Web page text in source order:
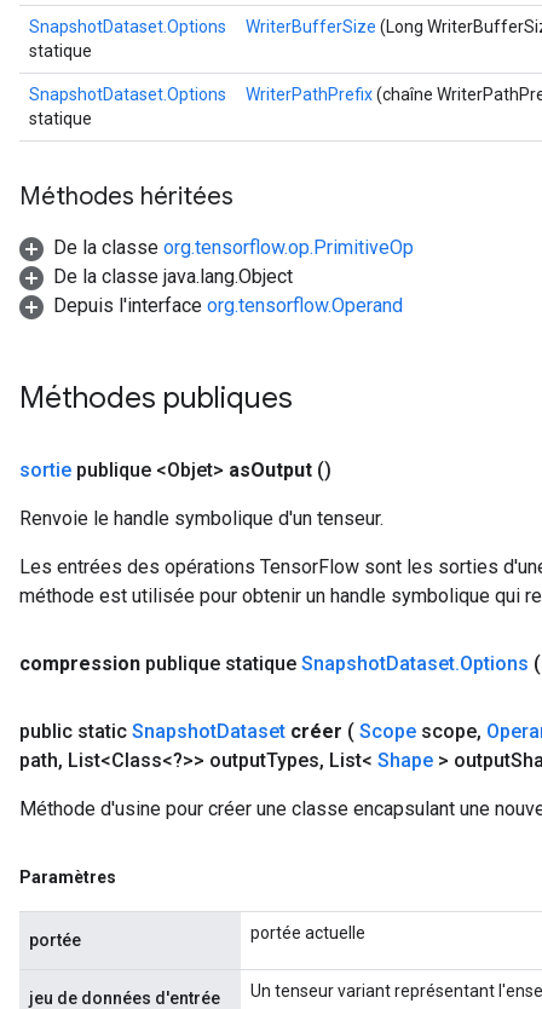
SnapshotDataset.Options
statique
WriterBufferSize (Long
SnapshotDataset.Options
statique
WriterPathPrefix(chaîne
Méthodes héritées
De la classe org.tensorflow.op.PrimitiveOp
De la classe java.lang.Object
Depuis l'interface org.tensorflow.Operand
Méthodes publiques
sortie publique <Objet> asOutput ()
Renvoie le handle symbolique d'un tenseur.
Les entrées des opérations TensorFlow sont les sorties
méthode est utilisée pour obtenir un handle symbolique qui
compression publique statique SnapshotDataset.Options
public static SnapshotDataset créer ( Scope scope,
path, List<Class<?>> outputTypes, List< Shape > output
Méthode d'usine pour créer une classe encapsulant une
Paramètres
portée portée actuelle
jeu de données d'entrée Un tenseur variant représentant